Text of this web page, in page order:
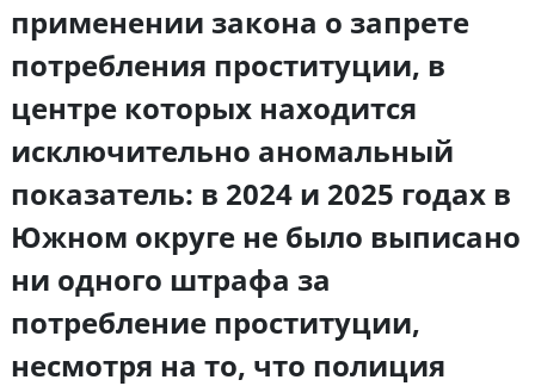
применении закона о запрете
потребления проституции, в
центре которых находится
исключительно аномальный
показатель: в 2024 и 2025 годах в
Южном округе не было выписано
ни одного штрафа за
потребление проституции,
несмотря на то, что полиция